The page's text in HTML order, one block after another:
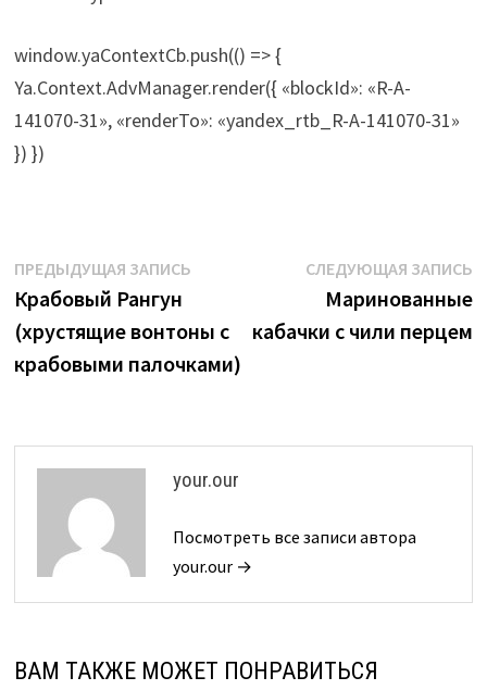
window.yaContextCb.push(() => {
Ya.Context.AdvManager.render({ «blockId»: «R-A-
141070-31», «renderTo»: «yandex_rtb_R-A-141070-31»
}) })
Навигация
по
записям
ПРЕДЫДУЩАЯ ЗАПИСЬПредыдущая
Крабовый Рангун
(хрустящие вонтоны с
крабовыми палочками)
СЛЕДУЮЩАЯ ЗАПИСЬ
Маринованные
кабачки с чили перцем
your.our
Посмотреть все записи автора
your.our →
ВАМ ТАКЖЕ МОЖЕТ ПОНРАВИТЬСЯ